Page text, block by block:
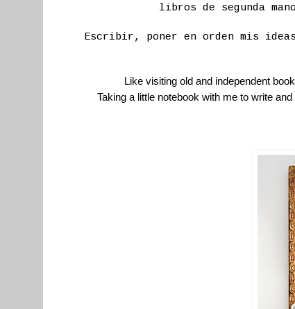
libros de segunda
Escribir, poner en orden mis
Like visiting old and independent
Taking a little notebook with me to write